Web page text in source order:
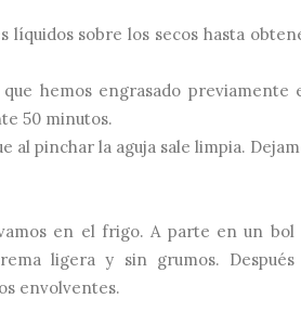
líquidos sobre los secos hasta
hemos engrasado
50 minutos.
al pinchar la aguja sale limpia.
en el frigo. A parte en un bol
ligera y sin grumos.
envolventes.